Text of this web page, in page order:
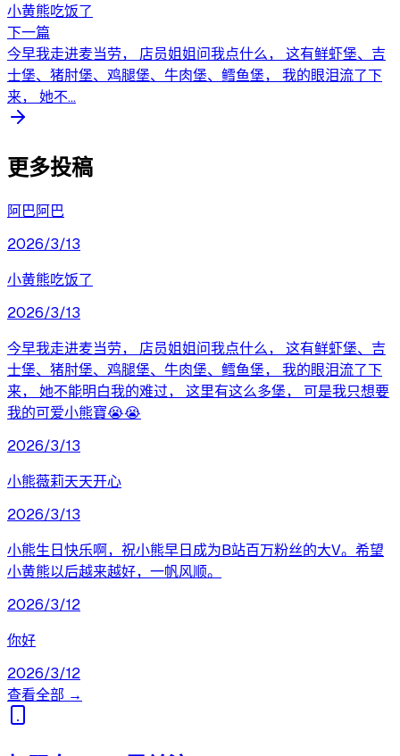
小黄熊吃饭了
下一篇
今早我走进麦当劳， 店员姐姐问我点什么， 这有鲜虾堡、吉
士堡、猪肘堡、鸡腿堡、牛肉堡、鳕鱼堡， 我的眼泪流了下
来， 她不...
更多投稿
阿巴阿巴
2026/3/13
小黄熊吃饭了
2026/3/13
今早我走进麦当劳， 店员姐姐问我点什么， 这有鲜虾堡、吉
士堡、猪肘堡、鸡腿堡、牛肉堡、鳕鱼堡， 我的眼泪流了下
来， 她不能明白我的难过， 这里有这么多堡， 可是我只想要
我的可爱小熊寶😭😭
2026/3/13
小熊薇莉天天开心
2026/3/13
小熊生日快乐啊，祝小熊早日成为B站百万粉丝的大V。希望
小黄熊以后越来越好，一帆风顺。
2026/3/12
你好
2026/3/12
查看全部 →